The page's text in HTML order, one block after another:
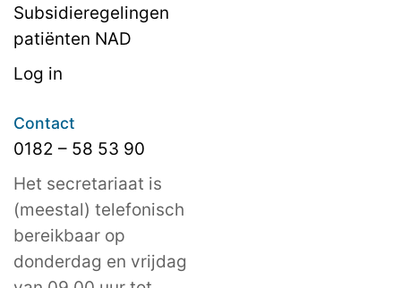
Subsidieregelingen
patiënten NAD
Log in
Contact
0182 – 58 53 90
Het secretariaat is
(meestal) telefonisch
bereikbaar op
donderdag en vrijdag